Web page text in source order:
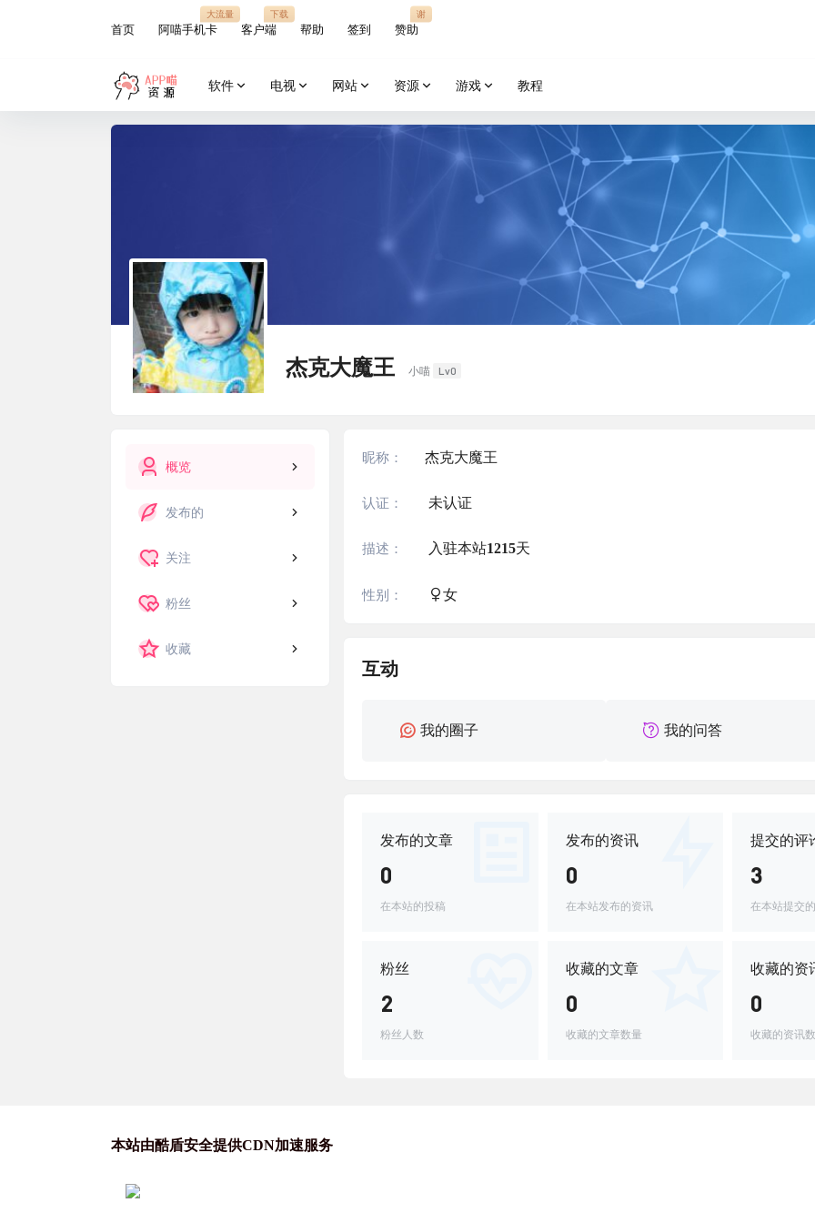
首页 阿喵手机卡
大流量
客户端
下载
帮助 签到 赞助
谢
软件 电视 网站 资源 游戏 教程
杰克大魔王 小喵 Lv0
概览
发布的
关注
粉丝
收藏
昵称： 杰克大魔王
认证： 未认证
描述： 入驻本站1215天
性别： 女
互动
我的圈子 我的问答
发布的文章
0
在本站的投稿
发布的资讯
0
在本站发布的资讯
提交的评
3
在本站提交
粉丝
2
粉丝人数
收藏的文章
0
收藏的文章数量
收藏的资
0
收藏的资讯
本站由酷盾安全提供CDN加速服务